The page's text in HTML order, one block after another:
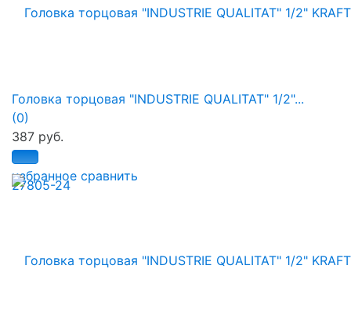
избранное сравнить
Головка торцовая "INDUSTRIE QUALITAT" 1/2"...
(0)
387 руб.